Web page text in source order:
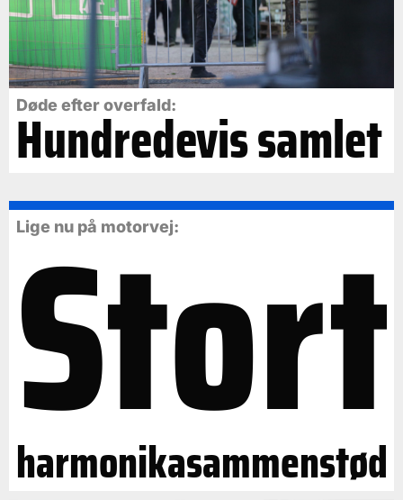
Døde efter overfald:
Hundredevis samlet
Lige nu på motorvej:
Stort
harmonikasammenstød